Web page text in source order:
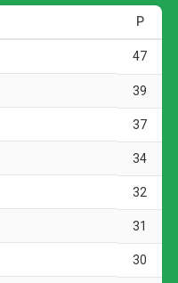
equilíbrio e pela forte
dificuldades
e as chances claras
foi do
fez um cruzamento
com força, mas
e o Corinthians
Matheuzinho recuperou
Alberto. O atacante
e finalizou com